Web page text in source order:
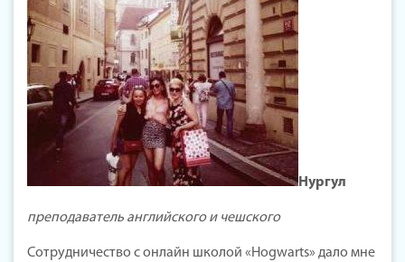
Нургул
преподаватель английского и чешского
Сотрудничество с онлайн школой «Hogwarts» дало мне